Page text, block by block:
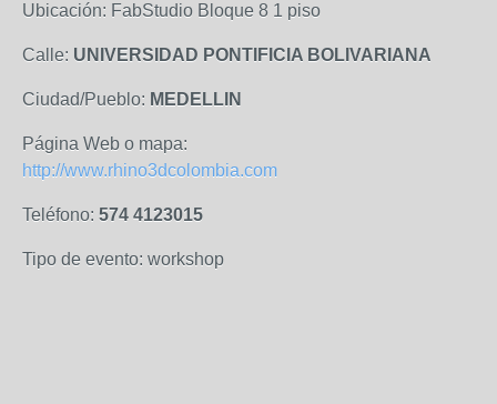
Ubicación: FabStudio Bloque 8 1 piso
Calle: UNIVERSIDAD PONTIFICIA BOLIVARIANA
Ciudad/Pueblo: MEDELLIN
Página Web o mapa:
http://www.rhino3dcolombia.com
Teléfono: 574 4123015
Tipo de evento: workshop